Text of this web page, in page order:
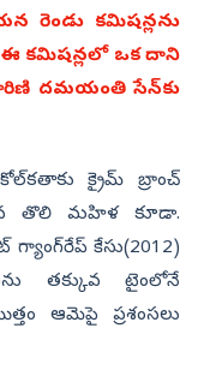
రెండు కమిషన్లను
కమిషన్లలో ఒక దాని
దమయంతి సేన్‌కు
క్రైమ్‌ బ్రాంచ్‌
తొలి మహిళ కూడా.
గ్యాంగ్‌రేప్ కేసు(2012)
తక్కువ టైంలోనే
ఆమెపై ప్రశంసలు